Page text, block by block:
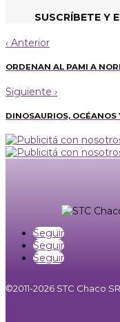
SUSCRÍBETE Y
‹ Anterior
ORDENAN AL PAMI A
Siguiente ›
DINOSAURIOS, OCÉANOS
Seguir
Seguir
Seguir
©2011-2026 STC Chaco